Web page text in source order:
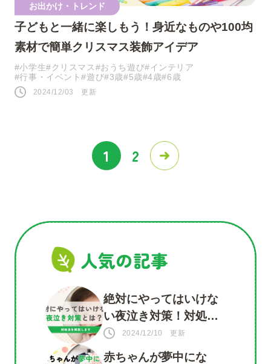
お出かけ・トレンド
子どもと一緒に楽しもう！身近なものや100均
素材で簡単クリスマス装飾アイデア
#小学生#クリスマス#おうち遊び#インテリア
#行事・イベント#遊び#3歳#5歳#4歳#6歳
2024/12/03 更新
ゲ
ー
シ
ョ
ン
1 2
人気の記事
絶対にやってはいけな
い夜泣き対策！対処法
を知って赤ちゃんもマ
マも安心
2024/12/10 更新
赤ちゃんが夢中にな